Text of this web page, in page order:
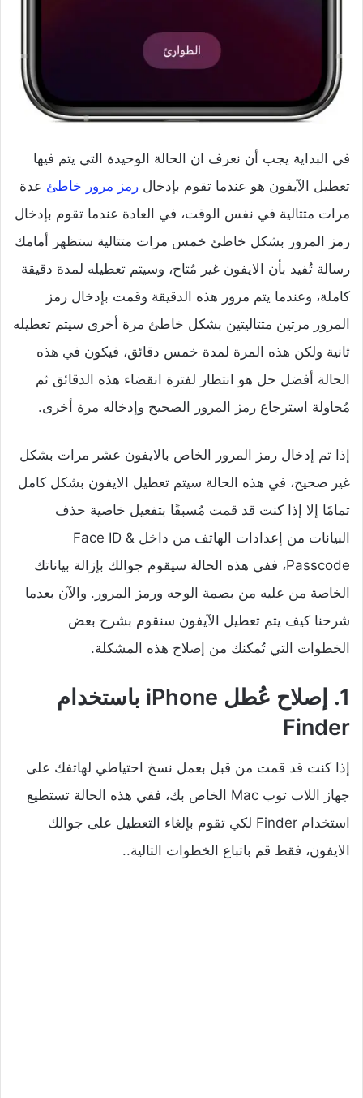
في البداية يجب أن نعرف ان الحالة الوحيدة التي يتم فيها
تعطيل الآيفون هو عندما تقوم بإدخال رمز مرور خاطئ عدة
مرات متتالية في نفس الوقت، في العادة عندما تقوم بإدخال
رمز المرور بشكل خاطئ خمس مرات متتالية ستظهر أمامك
رسالة تُفيد بأن الايفون غير مُتاح، وسيتم تعطيله لمدة دقيقة
كاملة، وعندما يتم مرور هذه الدقيقة وقمت بإدخال رمز
المرور مرتين متتاليتين بشكل خاطئ مرة أخرى سيتم تعطيله
ثانية ولكن هذه المرة لمدة خمس دقائق، فيكون في هذه
الحالة أفضل حل هو انتظار لفترة انقضاء هذه الدقائق ثم
مُحاولة استرجاع رمز المرور الصحيح وإدخاله مرة أخرى.
إذا تم إدخال رمز المرور الخاص بالايفون عشر مرات بشكل
غير صحيح، في هذه الحالة سيتم تعطيل الايفون بشكل كامل
تمامًا إلا إذا كنت قد قمت مُسبقًا بتفعيل خاصية حذف
البيانات من إعدادات الهاتف من داخل Face ID &
Passcode، ففي هذه الحالة سيقوم جوالك بإزالة بياناتك
الخاصة من عليه من بصمة الوجه ورمز المرور. والآن بعدما
شرحنا كيف يتم تعطيل الآيفون سنقوم بشرح بعض
الخطوات التي تُمكنك من إصلاح هذه المشكلة.
1. إصلاح عُطل iPhone باستخدام
Finder
إذا كنت قد قمت من قبل بعمل نسخ احتياطي لهاتفك على
جهاز اللاب توب Mac الخاص بك، ففي هذه الحالة تستطيع
استخدام Finder لكي تقوم بإلغاء التعطيل على جوالك
الايفون، فقط قم باتباع الخطوات التالية..